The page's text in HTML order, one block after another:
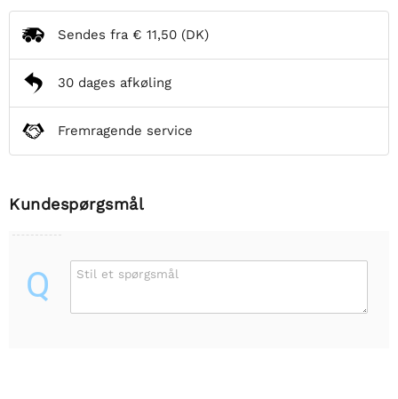
Sendes fra € 11,50 (DK)
30 dages afkøling
Fremragende service
Kundespørgsmål
Q Stil et spørgsmål